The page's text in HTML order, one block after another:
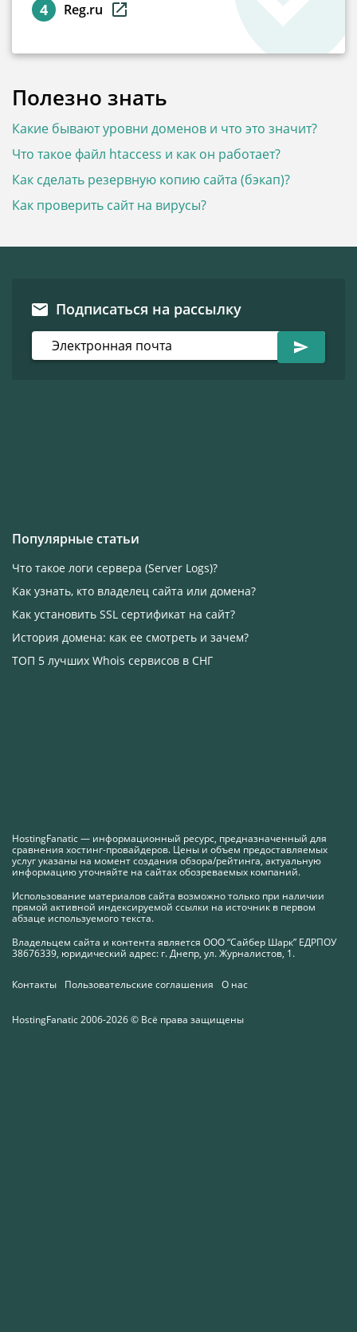
Reg.ru
Полезно знать
Какие бывают уровни доменов и что это значит?
Что такое файл htaccess и как он работает?
Как сделать резервную копию сайта (бэкап)?
Как проверить сайт на вирусы?
HostingFanatic — информационный ресурс, предназначенный для
сравнения хостинг-провайдеров. Цены и объем предоставляемых
услуг указаны на момент создания обзора/рейтинга, актуальную
информацию уточняйте на сайтах обозреваемых компаний.
Использование материалов сайта возможно только при наличии
прямой активной индексируемой ссылки на источник в первом
абзаце используемого текста.
Владельцем сайта и контента является ООО “Сайбер Шарк” ЕДРПОУ
38676339, юридический адрес: г. Днепр, ул. Журналистов, 1.
Популярные статьи
Что такое логи сервера (Server Logs)?
Как узнать, кто владелец сайта или домена?
Как установить SSL сертификат на сайт?
История домена: как ее смотреть и зачем?
ТОП 5 лучших Whois сервисов в СНГ
Подписаться на рассылку
HostingFanatic 2006-2026 © Всё права защищены
Контакты Пользовательские соглашения О нас